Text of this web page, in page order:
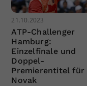
21.10.2023
ATP-Challenger
Hamburg:
Einzelfinale und
Doppel-
Premierentitel für
Novak